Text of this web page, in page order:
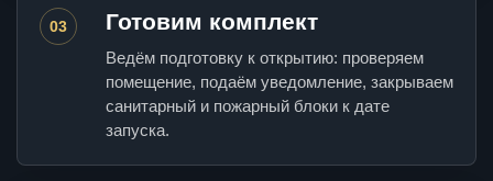
03 Готовим комплект
Ведём подготовку к открытию: проверяем
помещение, подаём уведомление, закрываем
санитарный и пожарный блоки к дате
запуска.